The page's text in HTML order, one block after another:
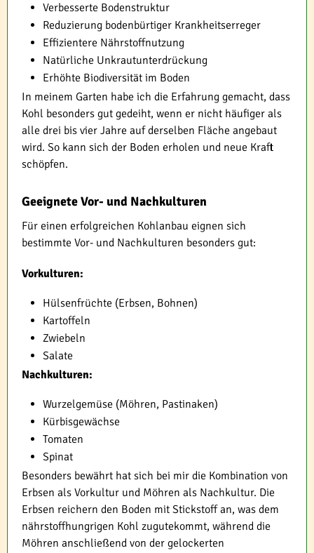
Verbesserte Bodenstruktur
Reduzierung bodenbürtiger Krankheitserreger
Effizientere Nährstoffnutzung
Natürliche Unkrautunterdrückung
Erhöhte Biodiversität im Boden
In meinem Garten habe ich die Erfahrung gemacht, dass
Kohl besonders gut gedeiht, wenn er nicht häufiger als
alle drei bis vier Jahre auf derselben Fläche angebaut
wird. So kann sich der Boden erholen und neue Kraft
schöpfen.
Geeignete Vor- und Nachkulturen
Für einen erfolgreichen Kohlanbau eignen sich
bestimmte Vor- und Nachkulturen besonders gut:
Vorkulturen:
Hülsenfrüchte (Erbsen, Bohnen)
Kartoffeln
Zwiebeln
Salate
Nachkulturen:
Wurzelgemüse (Möhren, Pastinaken)
Kürbisgewächse
Tomaten
Spinat
Besonders bewährt hat sich bei mir die Kombination von
Erbsen als Vorkultur und Möhren als Nachkultur. Die
Erbsen reichern den Boden mit Stickstoff an, was dem
nährstoffhungrigen Kohl zugutekommt, während die
Möhren anschließend von der gelockerten